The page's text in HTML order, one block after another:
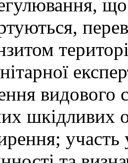
видового
шкідливих
участь